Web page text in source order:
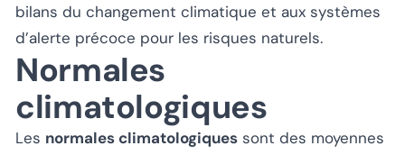
bilans du changement climatique et aux systèmes
d’alerte précoce pour les risques naturels.
Normales
climatologiques
Les normales climatologiques sont des moyennes